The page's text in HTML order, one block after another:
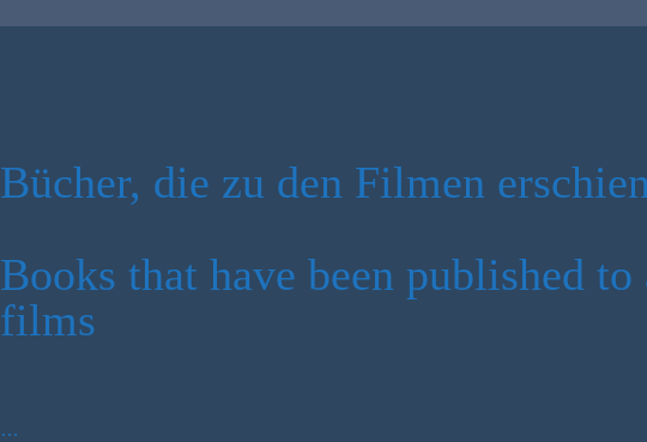
Bücher, die zu den Filmen
Books that have been published to
films
…